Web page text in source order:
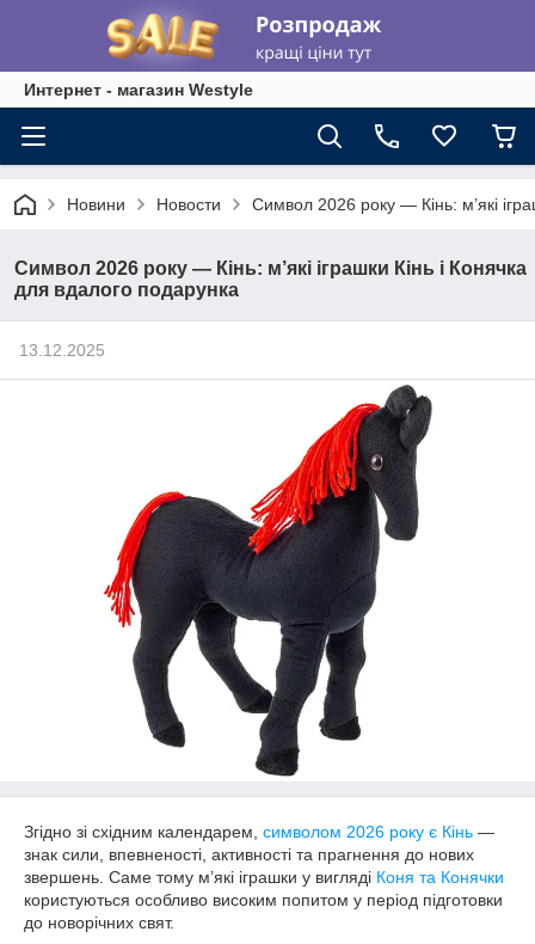
Интернет - магазин Westyle
Новини Новости Символ 2026 року — Кінь: м’які
Символ 2026 року — Кінь: м’які іграшки Кінь і Конячка
для вдалого подарунка
13.12.2025
Згідно зі східним календарем, символом 2026 року є Кінь —
знак сили, впевненості, активності та прагнення до нових
звершень. Саме тому м’які іграшки у вигляді Коня та Конячки
користуються особливо високим попитом у період підготовки
до новорічних свят.